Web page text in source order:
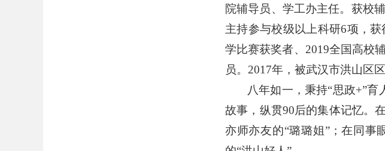
院辅导员、学工办主任。获校
主持参与校级以上科研6项，获
学比赛获奖者、 2019全国高校
员。 2017年，被武汉市洪山区
八年如一，秉持“思政+”育
故事，纵贯90后的集体记忆。
亦师亦友的“璐璐姐”；在同事